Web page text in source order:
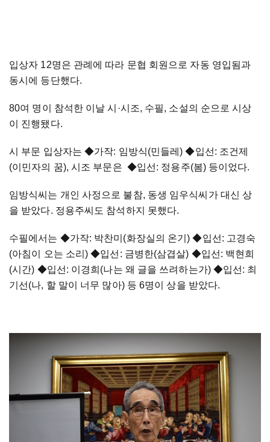
입상자 12명은 관례에 따라 문협 회원으로 자동 영입됨과
동시에 등단했다.
80여 명이 참석한 이날 시 ·시조, 수필, 소설의 순으로 시상
이 진행됐다.
시 부문 입상자는 ◆가작: 임방식(민들레) ◆입선: 조건제
(이민자의 꿈), 시조 부문은 ◆입선: 정용주(봄) 등이었다.
임방식씨는 개인 사정으로 불참, 동생 임우식씨가 대신 상
을 받았다. 정용주씨도 참석하지 못했다.
수필에서는 ◆가작: 박찬미(화장실의 온기) ◆입선: 고경숙
(아침이 오는 소리) ◆입선: 금병한(삼겹살) ◆입선: 백현희
(시간) ◆입선: 이경희(나는 왜 글을 쓰려하는가) ◆입선: 최
기선(나, 할 말이 너무 많아) 등 6명이 상을 받았다.